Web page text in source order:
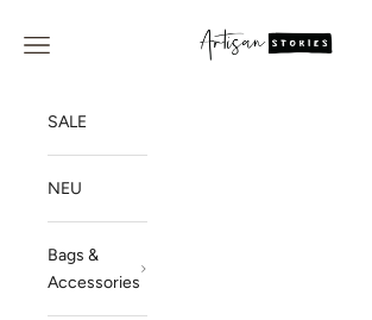
Artisan Stories
Menü
SALE
NEU
Bags &
Accessories